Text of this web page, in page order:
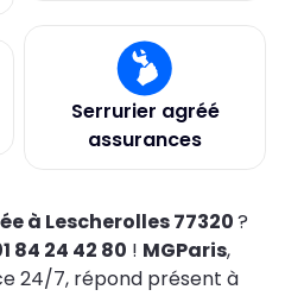
Serrurier agréé
assurances
à Lescherolles 77320?
84 24 42 80 ! MGParis,
24/7, répond présent à